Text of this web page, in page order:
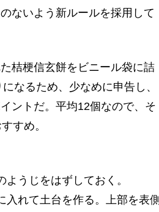
ないよう新ルールを採用して
桔梗信玄餅をビニール袋に詰
なるため、少なめに申告し、
ントだ。平均12個なので、そ
すめ。
うじをはずしておく。
入れて土台を作る。上部を表側